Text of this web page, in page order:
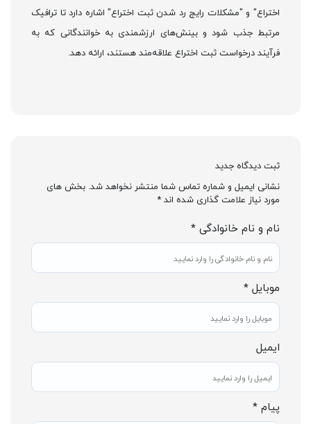
اختراع" و "مشکلات رایج رد شدن ثبت اختراع" اشاره دارد تا ترافیک
مرتبط جذب شود و بینش‌های ارزشمندی به خوانندگانی که به
فرآیند درخواست ثبت اختراع علاقه‌مند هستند، ارائه دهد.
ثبت دیدگاه جدید
نشانی ایمیل و شماره تماس شما منتشر نخواهد شد. بخش های
مورد نیاز علامت گذاری شده اند *
نام و نام خانوادگی *
موبایل *
ایمیل
پیام *